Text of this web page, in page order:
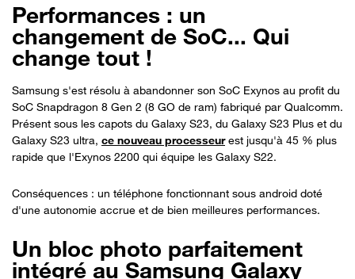
Performances : un
changement de SoC... Qui
change tout !
Samsung s'est résolu à abandonner son SoC Exynos au profit du
SoC Snapdragon 8 Gen 2 (8 GO de ram) fabriqué par Qualcomm.
Présent sous les capots du Galaxy S23, du Galaxy S23 Plus et du
Galaxy S23 ultra, ce nouveau processeurest jusqu'à 45 % plus
rapide que l'Exynos 2200 qui équipe les Galaxy S22.
Conséquences : un téléphone fonctionnant sous android doté
d'une autonomie accrue et de bien meilleures performances.
Un bloc photo parfaitement
intégré au Samsung Galaxy